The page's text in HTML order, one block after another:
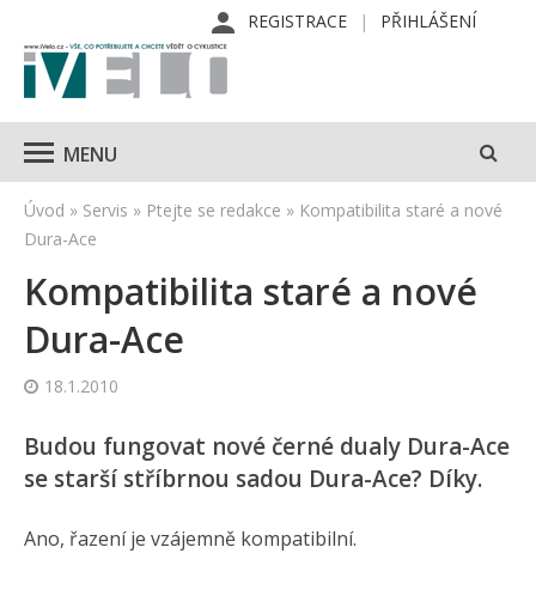
REGISTRACE PŘIHLÁŠENÍ
MENU
Úvod » Servis » Ptejte se redakce » Kompatibilita staré a nové
Dura-Ace
Kompatibilita staré a nové
Dura-Ace
18.1.2010
Budou fungovat nové černé dualy Dura-Ace
se starší stříbrnou sadou Dura-Ace? Díky.
Ano, řazení je vzájemně kompatibilní.